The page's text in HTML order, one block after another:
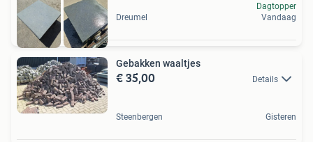
Dreumel
Dagtopper
Vandaag
Gebakken waaltjes
€ 35,00 Details
Steenbergen Gisteren